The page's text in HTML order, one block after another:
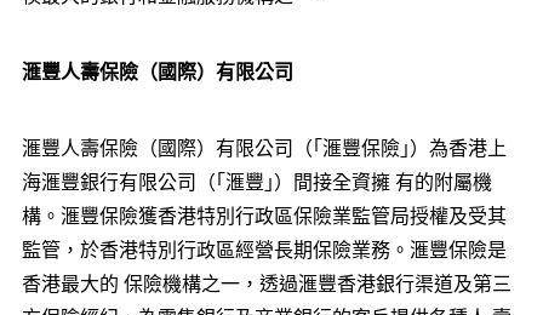
滙豐人壽保險（國際）有限公司
滙豐人壽保險（國際）有限公司（｢滙豐保險｣）為香港上
海滙豐銀行有限公司（｢滙豐｣）間接全資擁 有的附屬機
構。滙豐保險獲香港特別行政區保險業監管局授權及受其
監管，於香港特別行政區經營長期保險業務。滙豐保險是
香港最大的 保險機構之一，透過滙豐香港銀行渠道及第三